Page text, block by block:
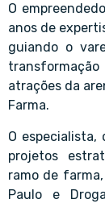
O
anos de
guiando o
transformação
atrações da
Farma.
O
projetos
ramo de
Paulo e